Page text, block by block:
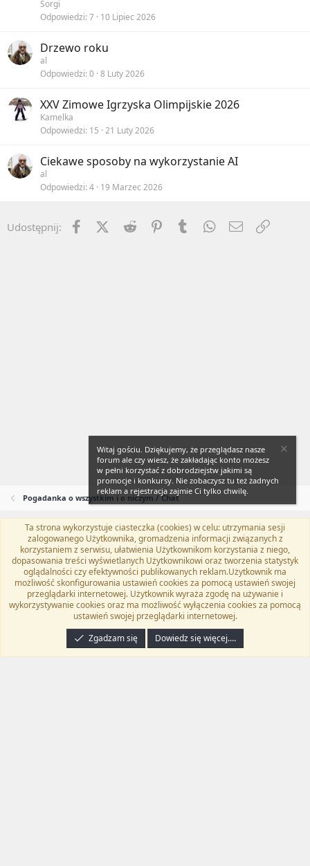
Sorgi
Odpowiedzi 7 10 Lipiec 2026
Drzewo roku
al
Odpowiedzi 0 8 Luty 2026
XXV Zimowe Igrzyska Olimpijskie 2026
Kamelka
Odpowiedzi 15 21 Luty 2026
Ciekawe sposoby na wykorzystanie AI
al
Odpowiedzi 4 19 Marzec 2026
Udostępnij: FacebookX (Twitter)
Reddit PinterestTumblr WhatsApp
Email
Pogadanka o wszystkim i o niczym / Chat
Flat Awesome + (Parent DO NOT EDIT)
Polski (PL)
Kontakt
Regulamin Polityka prywatności Pomoc
TwitterKontakt
RSS
Community platform by XenForo® © 2010-2024 XenForo Ltd.
programyzadarmo.net.pl . | Xenforo Add-ons
Email Check by MPM.PM
Witaj gościu. Dziękujemy, że przeglądasz nasze
forum ale czy wiesz, że zakładając konto możesz
w pełni korzystać z dobrodziejstw jakimi są
promocje i konkursy. Nie zobaczysz tu też żadnych
reklam a rejestracja zajmie Ci tylko chwilę.
Ta strona wykorzystuje ciasteczka (cookies) w celu: utrzymania sesji
zalogowanego Użytkownika, gromadzenia informacji związanych z
korzystaniem z serwisu, ułatwienia Użytkownikom korzystania z niego,
dopasowania treści wyświetlanych Użytkownikowi oraz tworzenia statystyk
oglądalności czy efektywności publikowanych reklam.Użytkownik ma
możliwość skonfigurowania ustawień cookies za pomocą ustawień swojej
przeglądarki internetowej. Użytkownik wyraża zgodę na używanie i
wykorzystywanie cookies oraz ma możliwość wyłączenia cookies za pomocą
ustawień swojej przeglądarki internetowej.
Zgadzam się
Dowiedz się więcej.…